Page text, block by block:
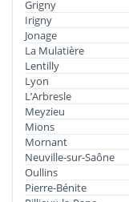
Grigny
Irigny
Jonage
La Mulatière
Lentilly
Lyon
L’Arbresle
Meyzieu
Mions
Mornant
Neuville-sur-Saône
Oullins
Pierre-Bénite